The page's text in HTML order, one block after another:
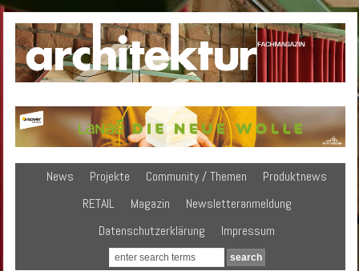
News Projekte Community / Themen
Produktnews
RETAIL
Magazin
Newsletteranmeldung
Datenschutzerklärung
Impressum